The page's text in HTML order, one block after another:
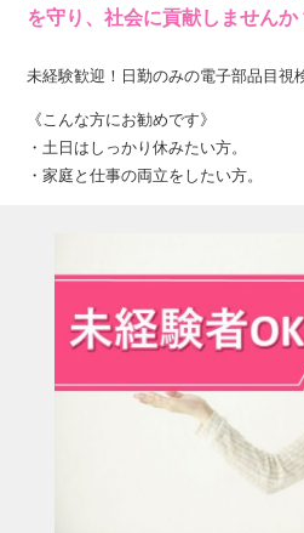
を守り、社会に貢献しませんか
未経験歓迎！日勤のみの電子部品目
《こんな方にお勧めです》
・土日はしっかり休みたい方。
・家庭と仕事の両立をしたい方。